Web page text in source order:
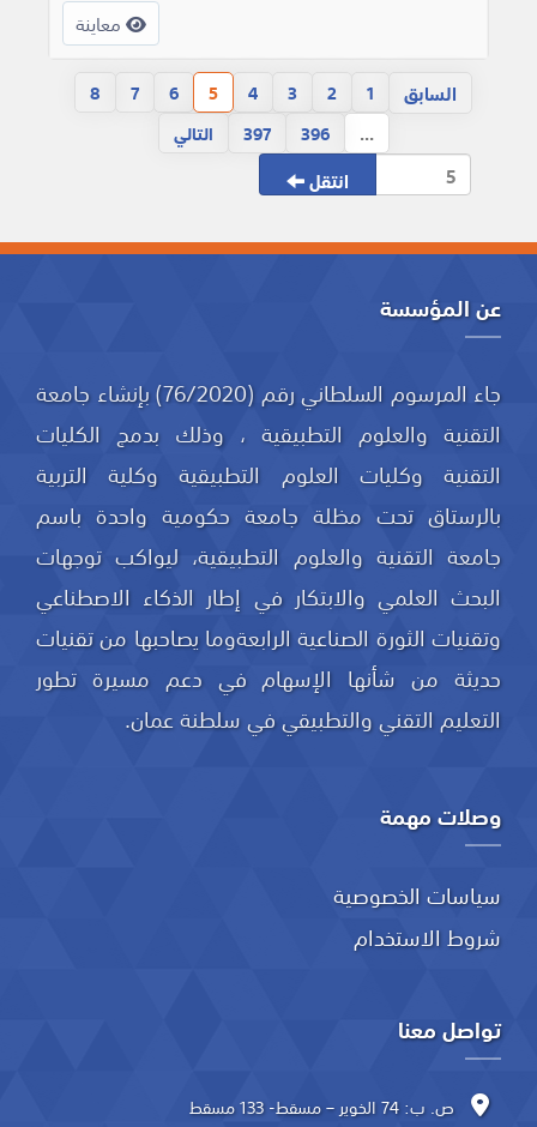
معاينة
السابق 1
2
3
4
5
6
7
8
...
396
397 التالي
انتقل
عن المؤسسة
جاء المرسوم السلطاني رقم (76/2020) بإنشاء جامعة
التقنية والعلوم التطبيقية ، وذلك بدمج الكليات
التقنية وكليات العلوم التطبيقية وكلية التربية
بالرستاق تحت مظلة جامعة حكومية واحدة باسم
جامعة التقنية والعلوم التطبيقية، ليواكب توجهات
البحث العلمي والابتكار في إطار الذكاء الاصطناعي
وتقنيات الثورة الصناعية الرابعةوما يصاحبها من تقنيات
حديثة من شأنها الإسهام في دعم مسيرة تطور
التعليم التقني والتطبيقي في سلطنة عمان.
وصلات مهمة
سياسات الخصوصية
شروط الاستخدام
تواصل معنا
ص. ب: 74 الخوير – مسقط- 133 مسقط